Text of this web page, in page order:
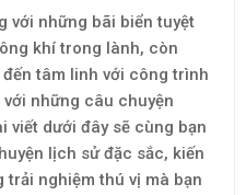
với những bãi biển tuyệt
khí trong lành, còn
tâm linh với công trình
những câu chuyện
viết dưới đây sẽ cùng bạn
lịch sử đặc sắc, kiến
nghiệm thú vị mà bạn